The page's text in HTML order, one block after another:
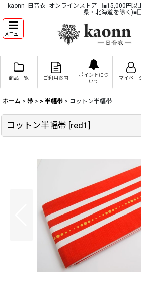
kaonn -日音衣- オンラインストア□■15,000円以
県・北海道を除く)■□
メニュー
商品一覧 ご利用案内
ポイントにつ
いて
マイペー
ホーム > 帯 > > 半幅帯 > コットン半幅帯
コットン半幅帯 [red1 ]